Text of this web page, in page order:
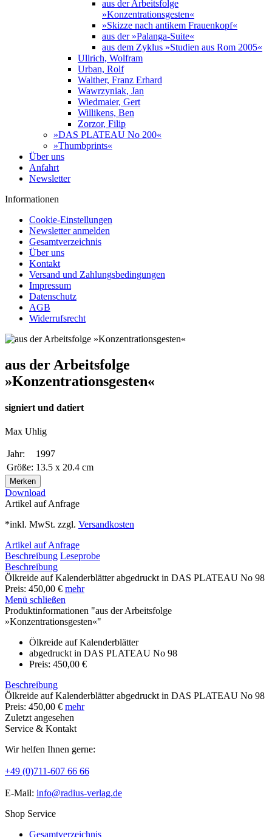
aus der Arbeitsfolge
»Konzentrationsgesten«
»Skizze nach antikem Frauenkopf«
aus der »Palanga-Suite«
aus dem Zyklus »Studien aus Rom 2005«
Ullrich, Wolfram
Urban, Rolf
Walther, Franz Erhard
Wawrzyniak, Jan
Wiedmaier, Gert
Willikens, Ben
Zorzor, Filip
»DAS PLATEAU No 200«
»Thumbprints«
Über uns
Anfahrt
Newsletter
Informationen
Cookie-Einstellungen
Newsletter anmelden
Gesamtverzeichnis
Über uns
Kontakt
Versand und Zahlungsbedingungen
Impressum
Datenschutz
AGB
Widerrufsrecht
aus der Arbeitsfolge
»Konzentrationsgesten«
signiert und datiert
Max Uhlig
Jahr:
1997
Größe: 13.5 x 20.4 cm
Merken
Download
Artikel auf Anfrage
*inkl. MwSt. zzgl. Versandkosten
Artikel auf Anfrage
Beschreibung Leseprobe
Beschreibung
Ölkreide auf Kalenderblätter abgedruckt in DAS PLATEAU No 98
Preis: 450,00 € mehr
Menü schließen
Produktinformationen "aus der Arbeitsfolge
»Konzentrationsgesten«"
Ölkreide auf Kalenderblätter
abgedruckt in DAS PLATEAU No 98
Preis: 450,00 €
Beschreibung
Ölkreide auf Kalenderblätter abgedruckt in DAS PLATEAU No 98
Preis: 450,00 € mehr
Zuletzt angesehen
Service & Kontakt
Wir helfen Ihnen gerne:
+49 (0)711-607 66 66
E-Mail: info@radius-verlag.de
Shop Service
Gesamtverzeichnis